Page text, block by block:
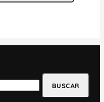
BUSCAR